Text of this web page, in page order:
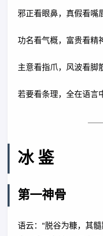
邪正看眼鼻，真假看嘴
功名看气概，富贵看精
主意看指爪，风波看脚
若要看条理，全在语言
冰 鉴
第一神骨
语云："脱谷为糠，其